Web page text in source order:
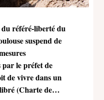
du référé-liberté du
suspend de
par le préfet de
de vivre dans un
(Charte de